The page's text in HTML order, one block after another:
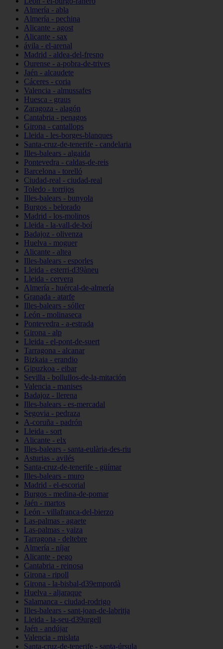
Almería - abla
Almería - pechina
Alicante - agost
Alicante - sax
ávila - el-arenal
Madrid - aldea-del-fresno
Ourense - a-pobra-de-trives
Jaén - alcaudete
Cáceres - coria
Valencia - almussafes
Huesca - graus
Zaragoza - alagón
Cantabria - penagos
Girona - cantallops
Lleida - les-borges-blanques
Santa-cruz-de-tenerife - candelaria
Illes-balears - algaida
Pontevedra - caldas-de-reis
Barcelona - torelló
Ciudad-real - ciudad-real
Toledo - torrijos
Illes-balears - bunyola
Burgos - belorado
Madrid - los-molinos
Lleida - la-vall-de-boí
Badajoz - olivenza
Huelva - moguer
Alicante - altea
Illes-balears - esporles
Lleida - esterri-d39àneu
Lleida - cervera
Almería - huércal-de-almería
Granada - atarfe
Illes-balears - sóller
León - molinaseca
Pontevedra - a-estrada
Girona - alp
Lleida - el-pont-de-suert
Tarragona - alcanar
Bizkaia - erandio
Gipuzkoa - eibar
Sevilla - bollullos-de-la-mitación
Valencia - manises
Badajoz - llerena
Illes-balears - es-mercadal
Segovia - pedraza
A-coruña - padrón
Lleida - sort
Alicante - elx
Illes-balears - santa-eulària-des-riu
Asturias - avilés
Santa-cruz-de-tenerife - güímar
Illes-balears - muro
Madrid - el-escorial
Burgos - medina-de-pomar
Jaén - martos
León - villafranca-del-bierzo
Las-palmas - agaete
Las-palmas - yaiza
Tarragona - deltebre
Almería - níjar
Alicante - pego
Cantabria - reinosa
Girona - ripoll
Girona - la-bisbal-d39empordà
Huelva - aljaraque
Salamanca - ciudad-rodrigo
Illes-balears - sant-joan-de-labritja
Lleida - la-seu-d39urgell
Jaén - andújar
Valencia - mislata
Santa-cruz-de-tenerife - santa-úrsula